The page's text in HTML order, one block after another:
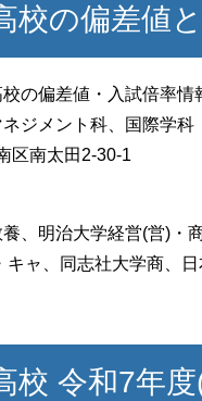
校の偏差値
の偏差値・入試倍率情
ジメント科、国際学科
区南太田2-30-1
、明治大学経営(営)・
キャ、同志社大学商、
校 令和7年